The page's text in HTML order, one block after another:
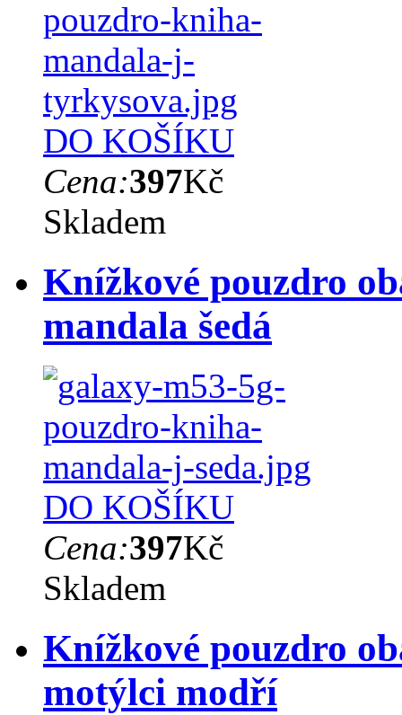
DO KOŠÍKU
Cena:397Kč
Skladem
Knížkové pouzdro
mandala šedá
DO KOŠÍKU
Cena:397Kč
Skladem
Knížkové pouzdro
motýlci modří